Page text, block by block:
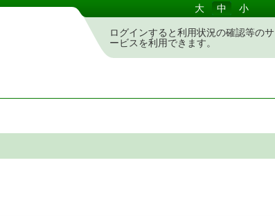
大 中 小
ログインすると利用状況の確認等のサ
ービスを利用できます。